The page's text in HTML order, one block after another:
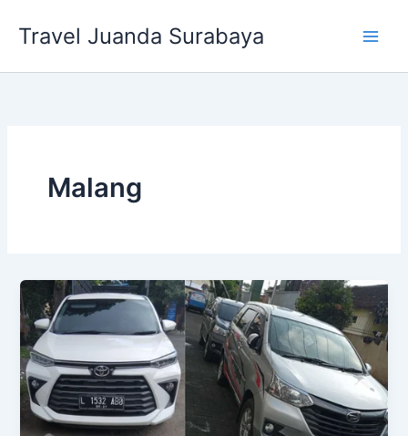
Travel Juanda Surabaya
Malang